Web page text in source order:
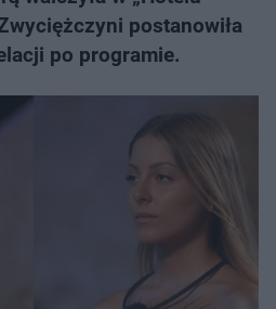
postanowiła
po programie.